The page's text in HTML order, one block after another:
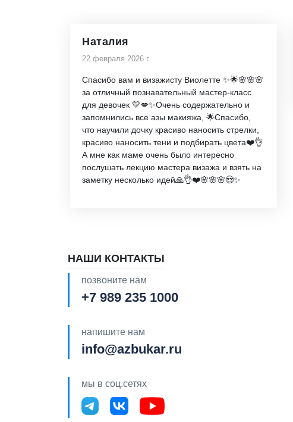
Наталия
22 февраля 2026 г.
Спасибо вам и визажисту Виолетте ✨🌟🌸🌸🌸
за отличный познавательный мастер-класс
для девочек 💛💋✨Очень содержательно и
запомнились все азы макияжа, 🌟Спасибо,
что научили дочку красиво наносить стрелки,
красиво наносить тени и подбирать цвета❤️👌
А мне как маме очень было интересно
послушать лекцию мастера визажа и взять на
заметку несколько идей🙏👌❤️🌸🌸🌸😍✨
НАШИ КОНТАКТЫ
позвоните нам
+7 989 235 1000
напишите нам
info@azbukar.ru
мы в соц.сетях